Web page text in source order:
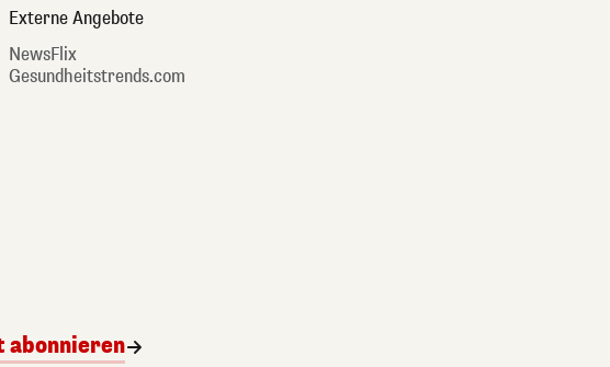
Externe Angebote
NewsFlix
Gesundheitstrends.com
abonnieren